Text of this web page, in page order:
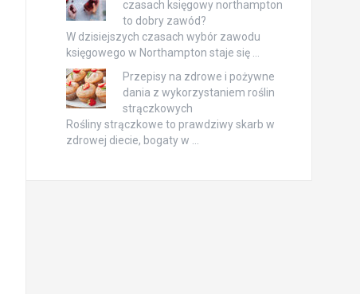
czasach księgowy northampton
to dobry zawód?
W dzisiejszych czasach wybór zawodu
księgowego w Northampton staje się …
Przepisy na zdrowe i pożywne
dania z wykorzystaniem roślin
strączkowych
Rośliny strączkowe to prawdziwy skarb w
zdrowej diecie, bogaty w …